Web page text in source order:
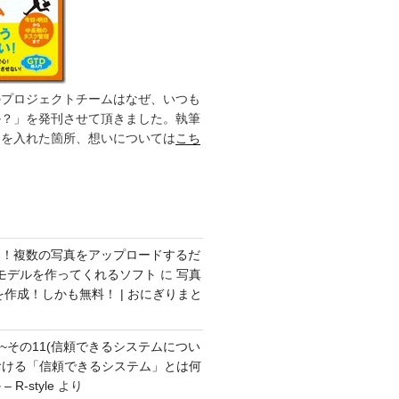
ロジェクトチームはなぜ、いつも
」を発刊させて頂きました。執筆
入れた箇所、想いについてはこち
複数の写真をアップロードするだ
デルを作ってくれるソフト に 写真
成！しかも無料！ | おにぎりまと
その11(信頼できるシステムについ
る「信頼できるシステム」とは何
– R-styleより